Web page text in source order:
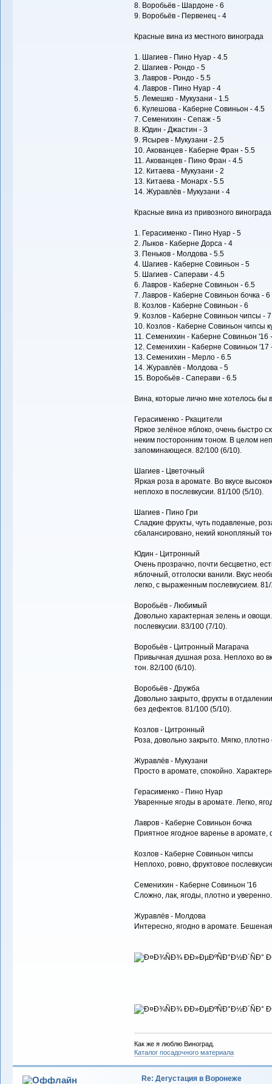
8. Воробьёв - Шардоне - 6
9. Воробьёв - Первенец - 4
Красные вина из местного винограда
1. Шагиев - Пино Нуар - 4.5
2. Шагиев - Рондо - 5
3. Лавров - Рондо - 5.5
4. Лавров - Пино Нуар - 4
5. Лемешко - Мукузани - 1.5
6. Кулешова - Каберне Совиньон - 4.5
7. Семенихин - Сепаж - 5
8. Юдин - Джастин - 3
9. Ясырев - Мукузани - 2.5
10. Акованцев - Каберне Фран - 5.5
11. Акованцев - Пино Фран - 4.5
12. Китаева - Мукузани - 2
13. Китаева - Монарх - 5.5
14. Журавлёв - Мукузани - 4
Красные вина из привозного винограда
1. Герасименко - Пино Нуар - 5
2. Лыков - Каберне Дорса - 4
3. Пеньков - Молдова - 5.5
4. Шагиев - Каберне Совиньон - 5
5. Шагиев - Саперави - 4.5
6. Лавров - Каберне Совиньон - 6.5
7. Лавров - Каберне Совиньон бочка - 6
8. Козлов - Каберне Совиньон - 6
9. Козлов - Каберне Совиньон чипсы -
10. Козлов - Каберне Совиньон чипсы
11. Семенихин - Каберне Совиньон '16
12. Семенихин - Каберне Совиньон '17
13. Семенихин - Мерло - 6.5
14. Журавлёв - Молдова - 5
15. Воробьёв - Саперави - 6.5
Вина, которые лично мне хотелось бы
Герасименко - Ркацители
Яркое зелёное яблоко, очень быстро
неким посторонним тоном. В целом
запоминающеся. 82/100 (6/10).
Шагиев - Цветочный
Яркая роза в аромате. Во вкусе
неплохо в послевкусии. 81/100 (5/10).
Шагиев - Пино Гри
Сладкие фрукты, чуть подавленые,
сбалансировано, некий конопляный
Юдин - Цитронный
Очень прозрачно, почти бесцветно,
яблочный, отголоски ванили. Вкус
легко, с выраженным послевкусием.
Воробьёв - Любимый
Довольно характерная зелень и
послевкусии. 83/100 (7/10).
Воробьёв - Цитронный Магарача
Привычная душная роза. Неплохо во
тон. 82/100 (6/10).
Воробьёв - Дружба
Довольно закрыто, фрукты в
без дефектов. 81/100 (5/10).
Козлов - Цитронный
Роза, довольно закрыто. Мягко,
Журавлёв - Мукузани
Просто в аромате, спокойно.
Герасименко - Пино Нуар
Уваренные ягоды в аромате. Легко,
Лавров - Каберне Совиньон бочка
Приятное ягодное варенье в аромате,
Козлов - Каберне Совиньон чипсы
Неплохо, ровно, фруктовое
Семенихин - Каберне Совиньон '16
Сложно, лак, ягоды, плотно и
Журавлёв - Молдова
Интересно, ягодно в аромате.
Как же я люблю Виноград.
Каталог посадочного материала
Re: Дегустация в Воронеже